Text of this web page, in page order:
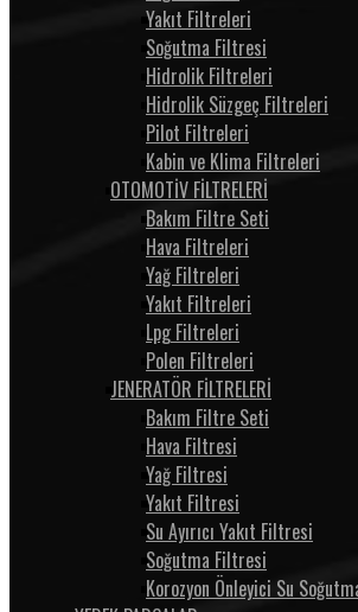
Yakıt Filtreleri
Soğutma Filtresi
Hidrolik Filtreleri
Hidrolik Süzgeç Filtreleri
Pilot Filtreleri
Kabin ve Klima Filtreleri
OTOMOTİV FİLTRELERİ
Bakım Filtre Seti
Hava Filtreleri
Yağ Filtreleri
Yakıt Filtreleri
Lpg Filtreleri
Polen Filtreleri
JENERATÖR FİLTRELERİ
Bakım Filtre Seti
Hava Filtresi
Yağ Filtresi
Yakıt Filtresi
Su Ayırıcı Yakıt Filtresi
Soğutma Filtresi
Korozyon Önleyici Su